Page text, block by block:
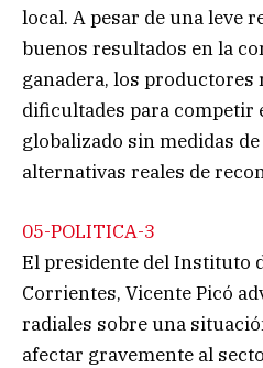
local. A pesar de una leve
buenos resultados en la
ganadera, los
dificultades para competir
globalizado sin medidas
alternativas reales de
05-POLITICA-3
El presidente del Instituto
Corrientes, Vicente Picó
radiales sobre una
afectar gravemente al